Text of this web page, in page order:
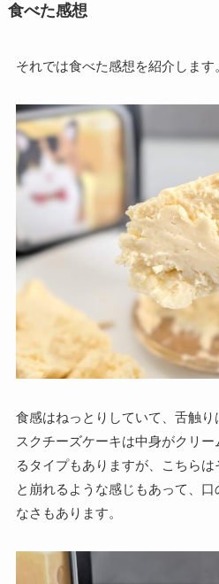
食べた感想
それでは食べた感想を紹介します
食感はねっとりしていて、舌触
スクチーズケーキは中身がクリ
るタイプもありますが、こちら
と崩れるような感じもあって、
なさもあります。